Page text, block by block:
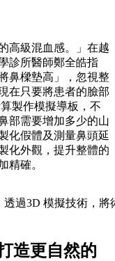
高級混血感。」在越
診所醫師鄭全皓指
鼻樑墊高」，忽視整
在只要將患者的臉部
製作模擬導板，不
部需要增加多少的山
化假體及測量鼻頭延
化外觀，提升整體的
精確。
過3D 模擬技術，
造更自然的